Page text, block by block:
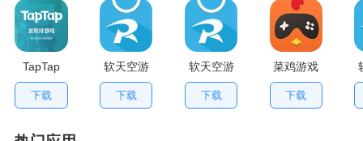
TapTap
V2.84.0
手机版
下载
软天空游
戏盒应用
下载
软天空游
戏大全
App
下载
菜鸡游戏
不用排队
版
下载